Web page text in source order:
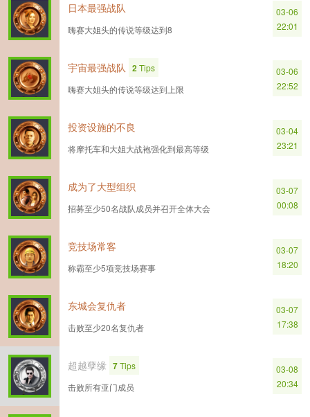
日本最强战队
嗨赛大姐头的传说等级达到8
03-06
22:01
宇宙最强战队 2Tips
嗨赛大姐头的传说等级达到上限
03-06
22:52
投资设施的不良
将摩托车和大姐大战袍强化到最高等级
03-04
23:21
成为了大型组织
招募至少50名战队成员并召开全体大会
03-07
00:08
竞技场常客
称霸至少5项竞技场赛事
03-07
18:20
东城会复仇者
击败至少20名复仇者
03-07
17:38
超越孽缘 7Tips
击败所有亚门成员
03-08
20:34